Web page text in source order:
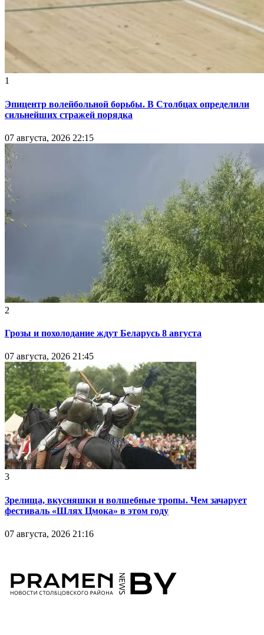
1
Эпицентр волейбольной борьбы. В Столбцах определили
сильнейших стражей порядка
07 августа, 2026 22:15
2
Грозы и похолодание ждут Беларусь 8 августа
07 августа, 2026 21:45
3
Зрелища, вкусняшки и волшебные тропы. Чем зачарует
фестиваль «Шлях Цмока» в этом году
07 августа, 2026 21:16